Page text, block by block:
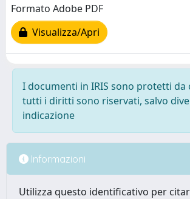
Formato Adobe PDF
Visualizza/Apri
I documenti in IRIS sono protetti da
tutti i diritti sono riservati, salvo
indicazione
Informazioni
Utilizza questo identificativo per